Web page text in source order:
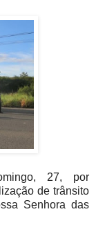
27, por
de trânsito
Senhora das